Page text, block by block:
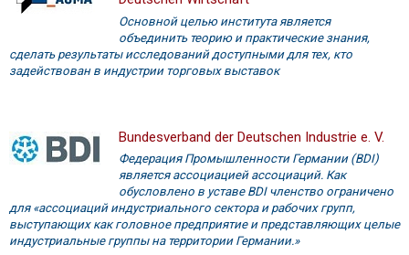
Основной целью института является
объединить теорию и практические знания,
сделать результаты исследований доступными для тех, кто
задействован в индустрии торговых выставок
Bundesverband der Deutschen Industrie e. V.
Федерация Промышленности Германии (BDI)
является ассоциацией ассоциаций. Как
обусловлено в уставе BDI членство ограничено
для «ассоциаций индустриального сектора и рабочих групп,
выступающих как головное предприятие и представляющих целые
индустриальные группы на территории Германии.»